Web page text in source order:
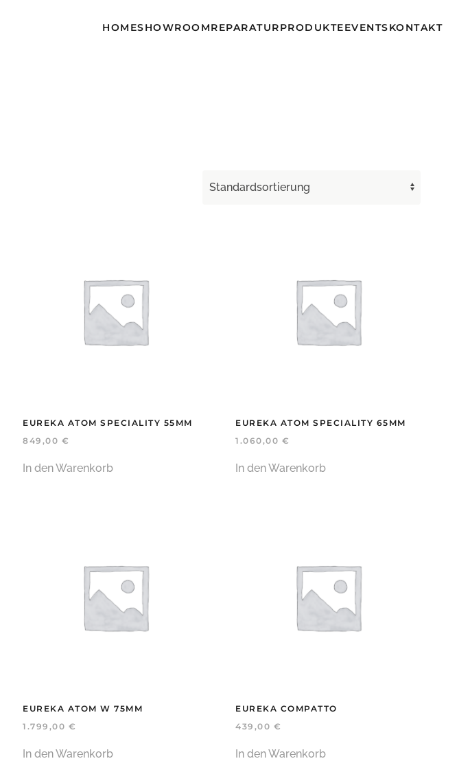
HOMESHOWROOMREPARATURPRODUKTEEVENTSKONTAKT
EUREKA ATOM SPECIALITY 55MM
849,00 €
In den Warenkorb
EUREKA ATOM SPECIALITY 65MM
1.060,00 €
In den Warenkorb
EUREKA ATOM W 75MM
1.799,00 €
In den Warenkorb
EUREKA COMPATTO
439,00 €
In den Warenkorb